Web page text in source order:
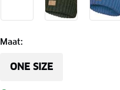
Maat:
ONE SIZE